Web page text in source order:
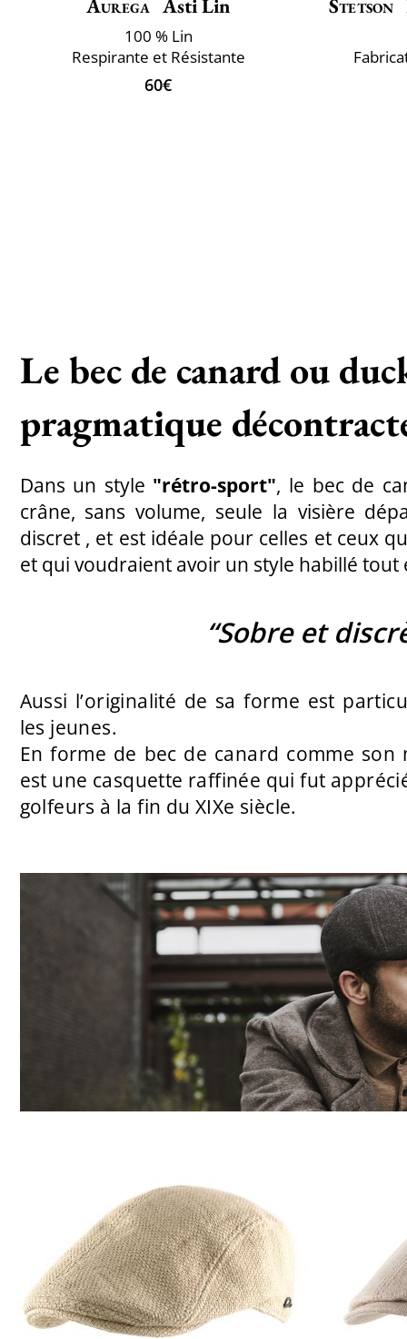
Aurega Asti Lin
100 % Lin
Respirante et Résistante
60€
Stetson
Le bec de canard ou
pragmatique
Dans un style "rétro-sport", le bec de
crâne, sans volume, seule la visière
discret , et est idéale pour celles et ceux
et qui voudraient avoir un style habillé
“Sobre et
Aussi l’originalité de sa forme est
les jeunes.
En forme de bec de canard comme son
est une casquette raffinée qui fut
golfeurs à la fin du XIXe siècle.